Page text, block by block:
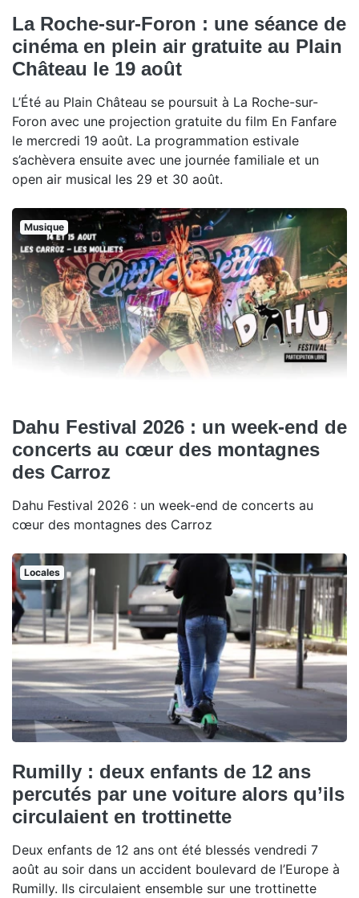
La Roche-sur-Foron : une séance de
cinéma en plein air gratuite au Plain
Château le 19 août
L’Été au Plain Château se poursuit à La Roche-sur-
Foron avec une projection gratuite du film En Fanfare
le mercredi 19 août. La programmation estivale
s’achèvera ensuite avec une journée familiale et un
open air musical les 29 et 30 août.
Musique
Dahu Festival 2026 : un week-end de
concerts au cœur des montagnes
des Carroz
Dahu Festival 2026 : un week-end de concerts au
cœur des montagnes des Carroz
Locales
Rumilly : deux enfants de 12 ans
percutés par une voiture alors qu’ils
circulaient en trottinette
Deux enfants de 12 ans ont été blessés vendredi 7
août au soir dans un accident boulevard de l’Europe à
Rumilly. Ils circulaient ensemble sur une trottinette